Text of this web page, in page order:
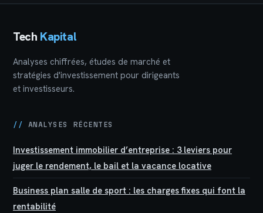
Tech Kapital
Analyses chiffrées, études de marché et
stratégies d'investissement pour dirigeants
et investisseurs.
// ANALYSES RÉCENTES
Investissement immobilier d’entreprise : 3 leviers pour
juger le rendement, le bail et la vacance locative
Business plan salle de sport : les charges fixes qui font la
rentabilité